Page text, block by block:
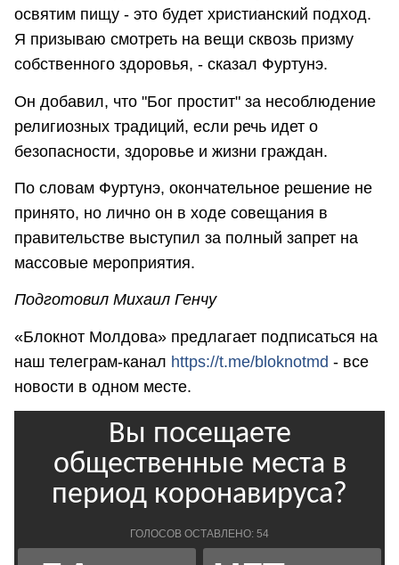
освятим пищу - это будет христианский подход.
Я призываю смотреть на вещи сквозь призму
собственного здоровья, - сказал Фуртунэ.
Он добавил, что "Бог простит" за несоблюдение
религиозных традиций, если речь идет о
безопасности, здоровье и жизни граждан.
По словам Фуртунэ, окончательное решение не
принято, но лично он в ходе совещания в
правительстве выступил за полный запрет на
массовые мероприятия.
Подготовил Михаил Генчу
«Блокнот Молдова» предлагает подписаться на
наш телеграм-канал https://t.me/bloknotmd - все
новости в одном месте.